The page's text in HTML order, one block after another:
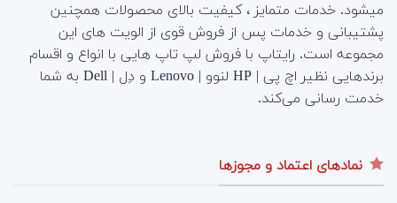
میشود. خدمات متمایز ، کیفیت بالای محصولات همچنین
پشتیبانی و خدمات پس از فروش قوی از الویت های این
مجموعه است. رایتاپ با فروش لپ تاپ هایی با انواع و اقسام
برندهایی نظیر اچ پی | HP لنوو | Lenovo و دِل | Dell به شما
خدمت رسانی می‌کند.
نمادهای اعتماد و مجوزها